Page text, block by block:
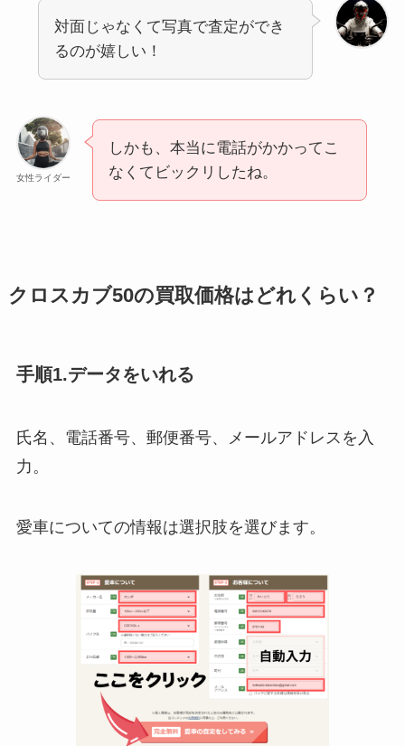
対面じゃなくて写真で査定ができ
るのが嬉しい！
女性ライダー
しかも、本当に電話がかかってこ
なくてビックリしたね。
クロスカブ50の買取価格はどれくらい？
手順1.データをいれる
氏名、電話番号、郵便番号、メールアドレスを入
力。
愛車についての情報は選択肢を選びます。